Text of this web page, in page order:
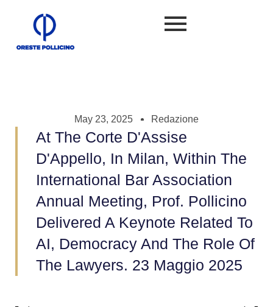
May 23, 2025 Redazione
At The Corte D'Assise
D'Appello, In Milan, Within The
International Bar Association
Annual Meeting, Prof. Pollicino
Delivered A Keynote Related To
AI, Democracy And The Role Of
The Lawyers. 23 Maggio 2025